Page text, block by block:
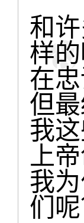
和
样
在
但
我
上
我
们呢